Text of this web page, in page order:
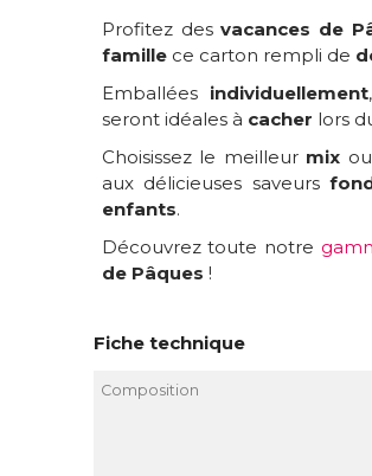
Profitez desvacances de
famillece carton rempli de
Emballées individuellement
seront idéales à cacher lors
Choisissez le meilleur mix ou
aux délicieuses saveurs
enfants.
Découvrez toute notre
de Pâques !
Fiche technique
Composition